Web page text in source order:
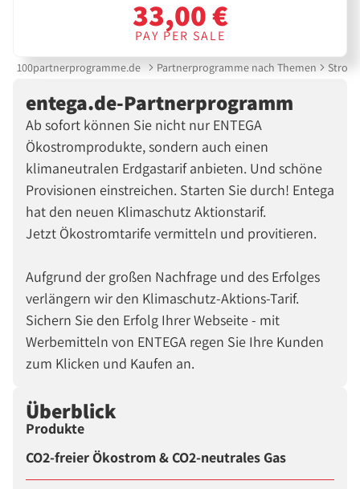
33,00 €
PAY PER SALE
100partnerprogramme.de Partnerprogramme nach Themen Strom
entega.de-Partnerprogramm
Ab sofort können Sie nicht nur ENTEGA
Ökostromprodukte, sondern auch einen
klimaneutralen Erdgastarif anbieten. Und schöne
Provisionen einstreichen. Starten Sie durch! Entega
hat den neuen Klimaschutz Aktionstarif.
Jetzt Ökostromtarife vermitteln und provitieren.
Aufgrund der großen Nachfrage und des Erfolges
verlängern wir den Klimaschutz-Aktions-Tarif.
Sichern Sie den Erfolg Ihrer Webseite - mit
Werbemitteln von ENTEGA regen Sie Ihre Kunden
zum Klicken und Kaufen an.
Überblick
Produkte
CO2-freier Ökostrom & CO2-neutrales Gas